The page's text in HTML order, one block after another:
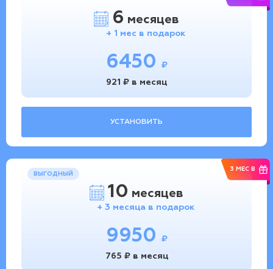
6 месяцев
+ 1 мес в подарок
6450
₽
921 ₽ в месяц
УСТАНОВИТЬ
3 МЕС В
ВЫГОДНЫЙ
10 месяцев
+ 3 месяца в подарок
9950
₽
765 ₽ в месяц